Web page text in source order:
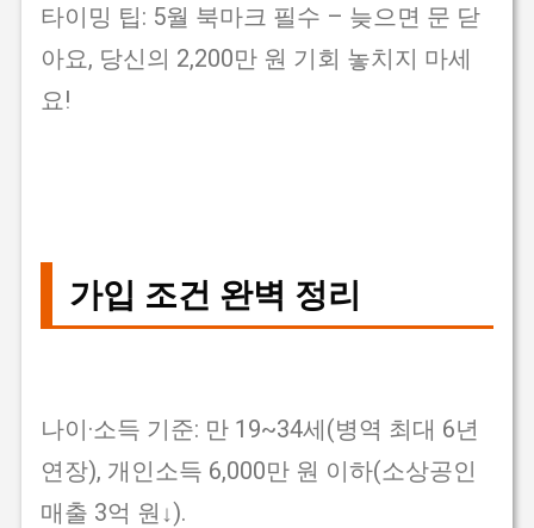
타이밍 팁: 5월 북마크 필수 – 늦으면 문 닫
아요, 당신의 2,200만 원 기회 놓치지 마세
요!
가입 조건 완벽 정리
나이·소득 기준: 만 19~34세(병역 최대 6년
연장), 개인소득 6,000만 원 이하(소상공인
매출 3억 원↓).